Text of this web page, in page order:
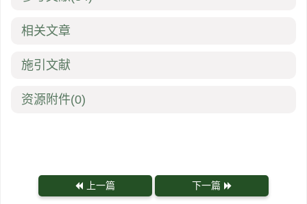
相关文章
施引文献
资源附件(0)
上一篇 下一篇